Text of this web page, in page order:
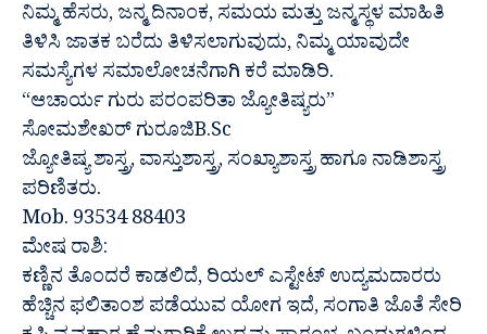
ನಿಮ್ಮ ಹೆಸರು, ಜನ್ಮ ದಿನಾಂಕ, ಸಮಯ ಮತ್ತು ಜನ್ಮಸ್ಥಳ ಮಾಹಿತಿ
ತಿಳಿಸಿ ಜಾತಕ ಬರೆದು ತಿಳಿಸಲಾಗುವುದು, ನಿಮ್ಮ ಯಾವುದೇ
ಸಮಸ್ಯೆಗಳ ಸಮಾಲೋಚನೆಗಾಗಿ ಕರೆ ಮಾಡಿರಿ.
“ಆಚಾರ್ಯ ಗುರು ಪರಂಪರಿತಾ ಜ್ಯೋತಿಷ್ಯರು”
ಸೋಮಶೇಖರ್ ಗುರೂಜಿB.Sc
ಜ್ಯೋತಿಷ್ಯ ಶಾಸ್ತ್ರ, ವಾಸ್ತುಶಾಸ್ತ್ರ, ಸಂಖ್ಯಾಶಾಸ್ತ್ರ ಹಾಗೂ ನಾಡಿಶಾಸ್ತ್ರ
ಪರಿಣಿತರು.
Mob. 93534 88403
ಮೇಷ ರಾಶಿ:
ಕಣ್ಣಿನ ತೊಂದರೆ ಕಾಡಲಿದೆ, ರಿಯಲ್ ಎಸ್ಟೇಟ್ ಉದ್ಯಮದಾರರು
ಹೆಚ್ಚಿನ ಫಲಿತಾಂಶ ಪಡೆಯುವ ಯೋಗ ಇದೆ, ಸಂಗಾತಿ ಜೊತೆ ಸೇರಿ